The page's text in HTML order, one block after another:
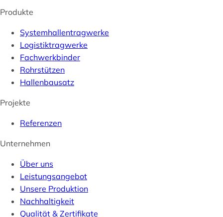
Produkte
Systemhallentragwerke
Logistiktragwerke
Fachwerkbinder
Rohrstützen
Hallenbausatz
Projekte
Referenzen
Unternehmen
Über uns
Leistungsangebot
Unsere Produktion
Nachhaltigkeit
Qualität & Zertifikate